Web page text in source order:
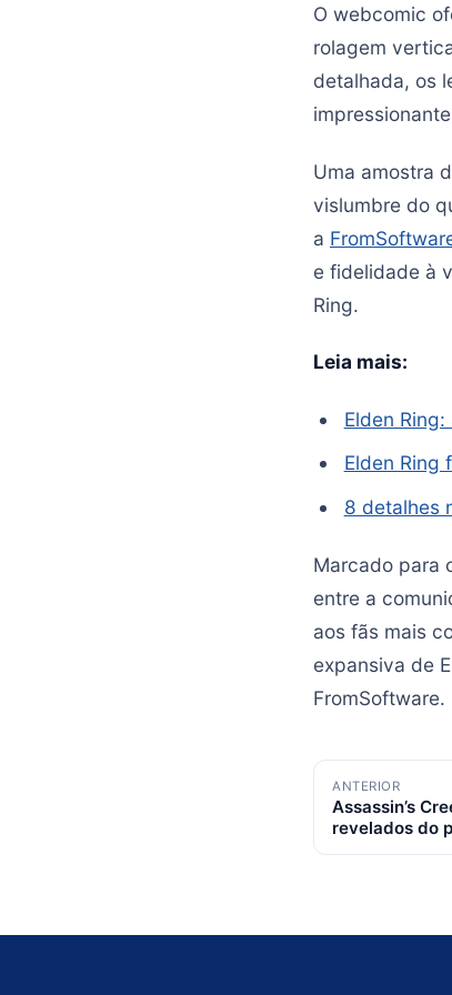
O webcomic
rolagem
detalhada, os
Uma amostra
vislumbre do
a
e fidelidade à
Ring.
Leia mais:
Elden
Elden Ring
8 detalhes
Marcado para
entre a
aos fãs mais
expansiva de
FromSoftware.
Navegação
de
posts
ANTERIOR
Assassin’s
revelados do